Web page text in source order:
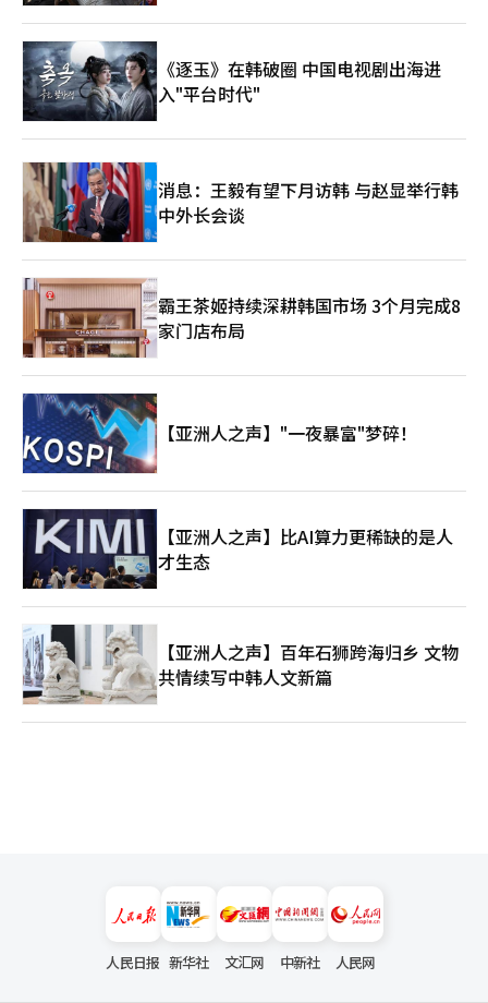
《逐玉》在韩破圈 中国电视剧出海进
入"平台时代"
消息：王毅有望下月访韩 与赵显举行韩
中外长会谈
霸王茶姬持续深耕韩国市场 3个月完成8
家门店布局
【亚洲人之声】"一夜暴富"梦碎！
【亚洲人之声】比AI算力更稀缺的是人
才生态
【亚洲人之声】百年石狮跨海归乡 文物
共情续写中韩人文新篇
人民日报 新华社 文汇网 中新社 人民网